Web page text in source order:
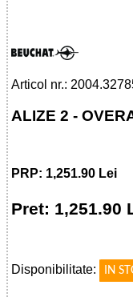
Articol nr.:
ALIZE 2 -
PRP: 1,251.90 Lei
Pret: 1,251.90
Disponibilitate:
IN